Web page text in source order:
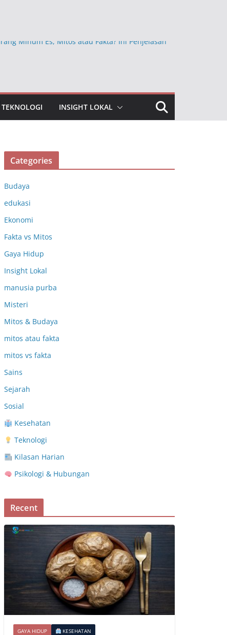
Minum Es, Mitos atau Fakta? Ini Penjelasan
bagi Kesehatan?
Jauh yang Masih Dipercaya, Ini Faktanya
Khasiat Vitamin C untuk Menjaga Daya
TEKNOLOGI INSIGHT LOKAL
Categories
Budaya
edukasi
Ekonomi
Fakta vs Mitos
Gaya Hidup
Insight Lokal
manusia purba
Misteri
Mitos & Budaya
mitos atau fakta
mitos vs fakta
Sains
Sejarah
Sosial
Kesehatan
Teknologi
Kilasan Harian
Psikologi & Hubungan
Recent
GAYA HIDUP KESEHATAN